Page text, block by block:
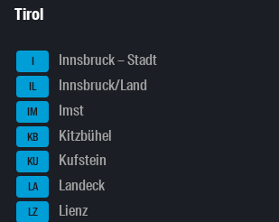
Tirol
I Innsbruck – Stadt
IL Innsbruck/Land
IM Imst
KB Kitzbühel
KU Kufstein
LA Landeck
LZ Lienz